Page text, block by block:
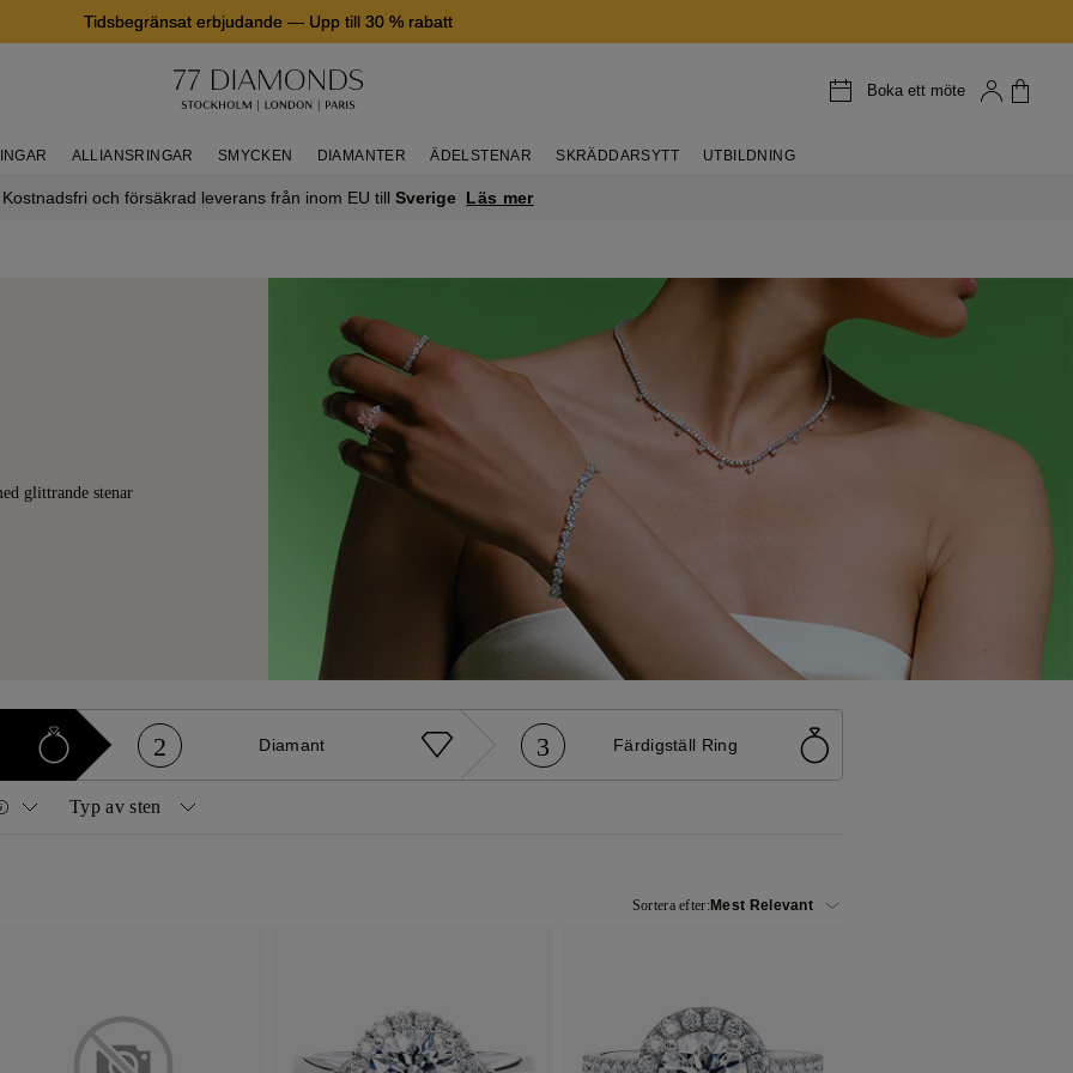
Tidsbegränsat erbjudande — Upp till 30 % rabatt
Boka ett möte
ALLIANSRINGAR SMYCKEN DIAMANTER ÄDELSTENAR SKRÄDDARSYTT UTBILDNING
Kostnadsfri och försäkrad leverans från inom EU tillSverige Läs mer
glittrande stenar
2 Diamant 3 Färdigställ Ring
Typ av sten
Sortera efter: